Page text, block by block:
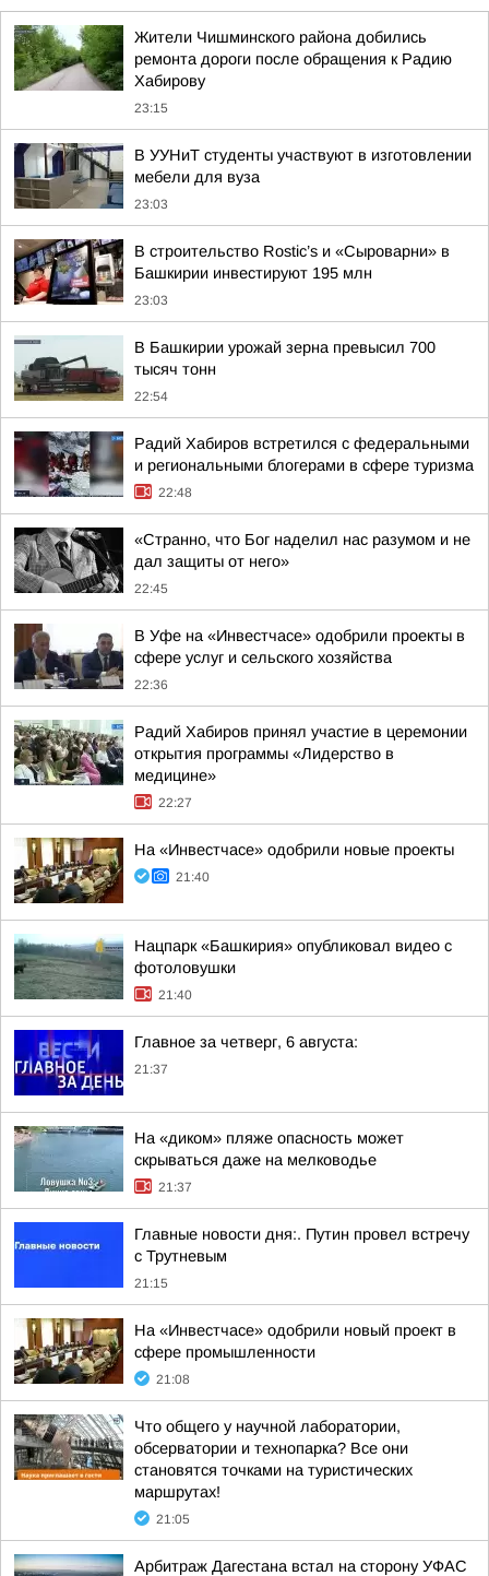
Жители Чишминского района добились
ремонта дороги после обращения к Радию
Хабирову
23:15
В УУНиТ студенты участвуют в изготовлении
мебели для вуза
23:03
В строительство Rostic’s и «Сыроварни» в
Башкирии инвестируют 195 млн
23:03
В Башкирии урожай зерна превысил 700
тысяч тонн
22:54
Радий Хабиров встретился с федеральными
и региональными блогерами в сфере туризма
22:48
«Странно, что Бог наделил нас разумом и не
дал защиты от него»
22:45
В Уфе на «Инвестчасе» одобрили проекты в
сфере услуг и сельского хозяйства
22:36
Радий Хабиров принял участие в церемонии
открытия программы «Лидерство в
медицине»
22:27
На «Инвестчасе» одобрили новые проекты
21:40
Нацпарк «Башкирия» опубликовал видео с
фотоловушки
21:40
Главное за четверг, 6 августа:
21:37
На «диком» пляже опасность может
скрываться даже на мелководье
21:37
Главные новости дня:. Путин провел встречу
с Трутневым
21:15
На «Инвестчасе» одобрили новый проект в
сфере промышленности
21:08
Что общего у научной лаборатории,
обсерватории и технопарка? Все они
становятся точками на туристических
маршрутах!
21:05
Арбитраж Дагестана встал на сторону УФАС